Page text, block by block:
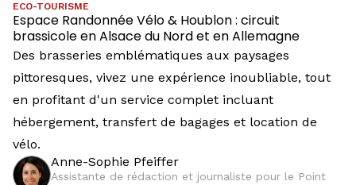
ECO-TOURISME
Espace Randonnée Vélo & Houblon : circuit
brassicole en Alsace du Nord et en Allemagne
Des brasseries emblématiques aux paysages
pittoresques, vivez une expérience inoubliable, tout
en profitant d'un service complet incluant
hébergement, transfert de bagages et location de
vélo.
Anne-Sophie Pfeiffer
Assistante de rédaction et journaliste pour le Point